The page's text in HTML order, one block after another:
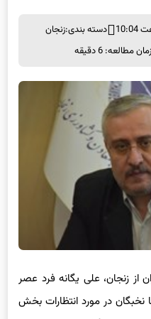
دسته بندی:زنجان
زمان مطالعه: 6 دقیقه
از زنجان، علی یگانه فرد عصر
نخبگان در مورد انتظارات بخش